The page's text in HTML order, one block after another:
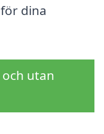
dina
utan